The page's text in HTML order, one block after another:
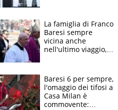
La famiglia di Franco
Baresi sempre
vicina anche
nell'ultimo viaggio,
circondati
dall'affetto dei tifosi
Baresi 6 per sempre,
l'omaggio dei tifosi a
Casa Milan è
commovente: